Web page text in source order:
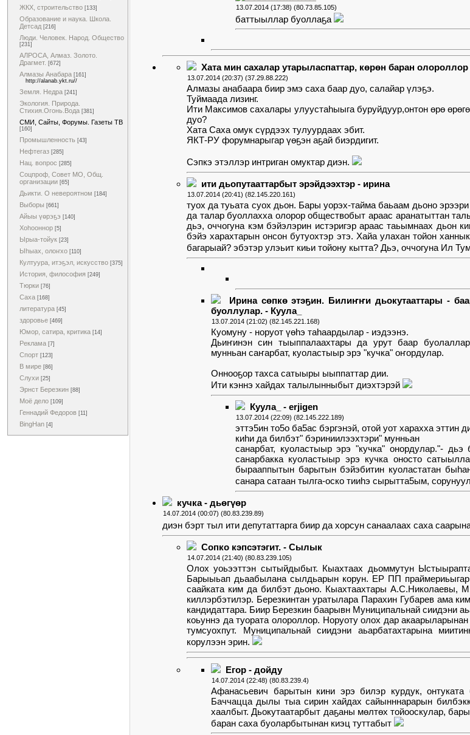
ЖКХ, строительство [133]
Образование и наука. Школа.
Детсад [216]
Люди. Человек. Народ. Общество
[231]
АЛРОСА, Алмаз. Золото.
Драгмет. [672]
Алмазы Анабара [161]
http://alanab.ykt.ru//
Земля. Недра [241]
Экология. Природа.
Стихия.Огонь.Вода [381]
СМИ, Сайты, Форумы. Газеты ТВ
[160]
Промышленность [43]
Нефтегаз [285]
Нац. вопрос [285]
Соцпроф, Совет МО, Общ.
организации [65]
Дьикти. О невероятном [184]
Выборы [661]
Айыы үөрэҕэ [140]
Хоһооннор [5]
Ырыа-тойук [23]
Ыһыах, олоҥхо [110]
Култуура, итэҕэл, искусство [375]
История, философия [249]
Тюрки [76]
Саха [168]
литература [45]
здоровье [469]
Юмор, сатира, критика [14]
Реклама [7]
Спорт [123]
В мире [86]
Слухи [25]
Эрнст Березкин [88]
Моё дело [109]
Геннадий Федоров [11]
BingHan [4]
13.07.2014 (17:38) (80.73.85.105)
баттыыллар буоллаҕа
Хата мин сахалар утарыласпаттар, көрөн баран олороллор
13.07.2014 (20:37) (37.29.88.222)
Алмазы анабаара биир эмэ саха баар дуо, салайар үлэҕэ.
Туймаада лизинг.
Ити Максимов сахалары улуустаһыыга буруйдуур,онтон өрө
дуо?
Хата Саха омук сүрдээх тулуурдаах эбит.
ЯКТ-РУ форумнарыгар үөҕэн аҕай биэрдигит.
Сэпкэ этэллэр интриган омуктар диэн.
ити дьопутааттарбыт эрэйдээхтэр - ирина
13.07.2014 (20:41) (82.145.220.161)
туох да туьата суох дьон. Бары уорэх-тайма баьаам дьоно
да талар буоллахха олорор обществобыт араас аранатыттан
дьэ, оччогуна кэм бэйэлэрин истэригэр араас таьымнаах дьон
бэйэ харахтарын онсон бутуохтэр этэ. Хайа улахан тойон
багарыай? эбэтэр улэьит киьи тойону кытта? Дьэ, оччогуна Ил
Ирина сөпкө этэҕин. Билиҥҥи дьокутааттары -
буоллулар. - Куула_
13.07.2014 (21:02) (82.145.221.168)
Куомуну - норуот үөһэ таһаардылар - иэдээнэ.
Дьиҥинэн син тыыппалаахтары да урут баар
мунньан саҥарбат, куоластыыр эрэ "кучка" оҥордулар.
Оннооҕор тахса сатыыры ыыппаттар дии.
Ити кэннэ хайдах талылынныбыт диэхтэрэй
Куула_ - erjigen
13.07.2014 (22:09) (82.145.222.189)
эттэ5ин то5о ба5ас бэргэнэй, отой уот харахха эттин
киһи да билбэт" бэриниилээхтэри" мунньан
санарбат, куоластыыр эрэ "кучка" онордулар."-
санарбакка куоластыыр эрэ кучка оносто
бырааппытын барытын бэйэбитин куоластатан
санара сатаан тылга-оско тииhэ сырытта5ым,
кучка - дьөгүөр
14.07.2014 (00:07) (80.83.239.89)
диэн бэрт тыл ити депутаттарга биир да хорсун санаалаах саха
Сопко кэпсэтэгит. - Сылык
14.07.2014 (21:40) (80.83.239.105)
Олох уоьээттэн сытыйдыбыт. Кыахтаах дьоммутун
Барыыьап дьаабылана сылдьарын корун. ЕР ПП
саайката ким да билбэт дьоно. Кыахтаахтары А.С.Николаевы,
киллэрбэтилэр. Березкинтан уратылара Парахин Губарев ама
кандидаттара. Биир Березкин баарывн Муниципальнай сиидэни
коьуннэ да туората олороллор. Норуоту олох дар
тумсуохпут. Муниципальнай сиидэни аьарбатахтарына
корулээн эрин.
Егор - дойду
14.07.2014 (22:48) (80.83.239.4)
Афанасьевич барытын кини эрэ билэр курдук,
Баччацца дылы тыа сирин хайдах сайынннарарын
хаалбыт. Дьокутаатарбыт даҕаны мөлтөх тойооскулар,
баран саха буоларбытынан киэц туттабыт